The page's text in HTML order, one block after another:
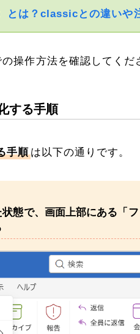
は？classicとの違いや
操作方法を確認してくだ
する手順
手順は以下の通りです。
態で、画面上部にある「